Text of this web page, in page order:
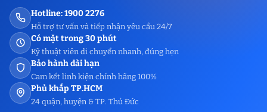
Hotline: 1900 2276
Hỗ trợ tư vấn và tiếp nhận yêu cầu 24/7
Có mặt trong 30 phút
Kỹ thuật viên di chuyển nhanh, đúng hẹn
Bảo hành dài hạn
Cam kết linh kiện chính hãng 100%
Phủ khắp TP.HCM
24 quận, huyện & TP. Thủ Đức